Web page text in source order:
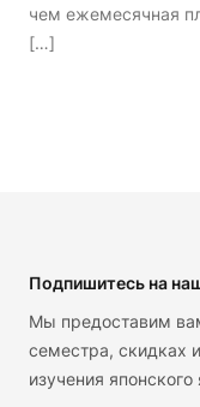
чем ежемесячная
[…]
Подпишитесь на
Мы предоставим
семестра, скидках
изучения японского